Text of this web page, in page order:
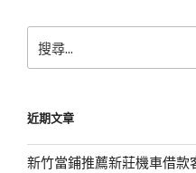
尋
字:
近期文章
新竹當鋪推薦新莊機車借